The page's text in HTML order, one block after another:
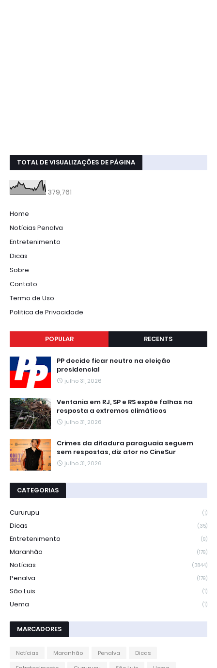
TOTAL DE VISUALIZAÇÕES DE PÁGINA
379,761
Home
Notícias Penalva
Entretenimento
Dicas
Sobre
Contato
Termo de Uso
Politica de Privacidade
POPULAR RECENTS
PP decide ficar neutro na eleição
presidencial
julho 31, 2026
Ventania em RJ, SP e RS expõe falhas na
resposta a extremos climáticos
julho 31, 2026
Crimes da ditadura paraguaia seguem
sem respostas, diz ator no CineSur
julho 31, 2026
CATEGORIAS
Cururupu (1)
Dicas (35)
Entretenimento (9)
Maranhão (179)
Notícias (3844)
Penalva (179)
São Luis (1)
Uema (1)
MARCADORES
Notícias Maranhão Penalva
Dicas